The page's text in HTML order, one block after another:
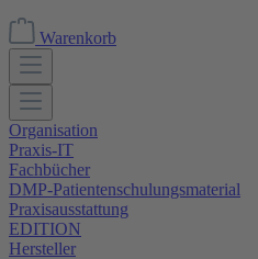
Warenkorb
Organisation
Praxis-IT
Fachbücher
DMP-Patientenschulungsmaterial
Praxisausstattung
EDITION
Hersteller